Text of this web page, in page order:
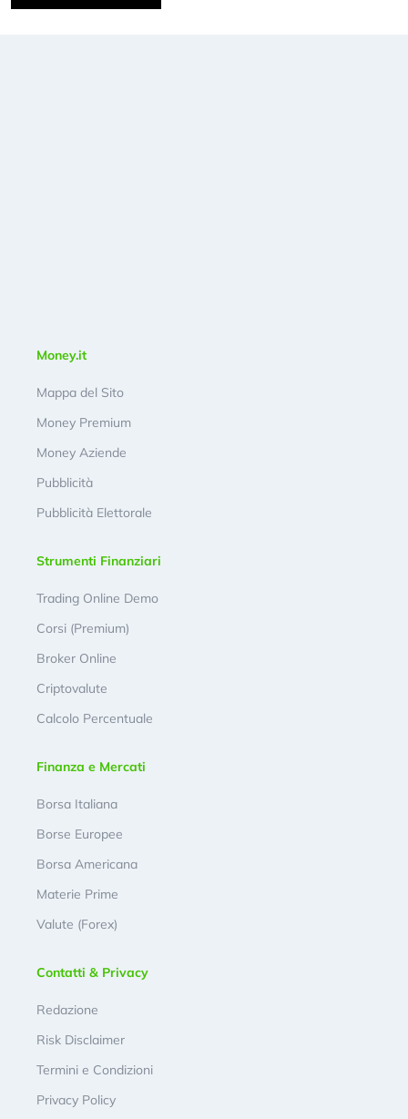
Money.it
Mappa del Sito
Money Premium
Money Aziende
Pubblicità
Pubblicità Elettorale
Strumenti Finanziari
Trading Online Demo
Corsi (Premium)
Broker Online
Criptovalute
Calcolo Percentuale
Finanza e Mercati
Borsa Italiana
Borse Europee
Borsa Americana
Materie Prime
Valute (Forex)
Contatti & Privacy
Redazione
Risk Disclaimer
Termini e Condizioni
Privacy Policy